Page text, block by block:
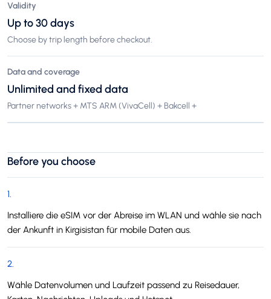
Validity
Up to 30 days
Choose by trip length before checkout.
Data and coverage
Unlimited and fixed data
Partner networks + MTS ARM (VivaCell) + Bakcell +
Before you choose
1.
Installiere die eSIM vor der Abreise im WLAN und wähle sie nach
der Ankunft in Kirgisistan für mobile Daten aus.
2.
Wähle Datenvolumen und Laufzeit passend zu Reisedauer,